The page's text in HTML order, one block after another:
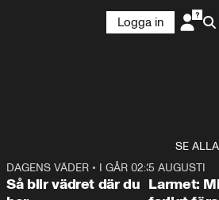
Logga in
SE ALLA
1:06
DAGENS VÄDER • I GÅR 02:30
Så blir vädret där du
5 AUGUSTI
Larmet: